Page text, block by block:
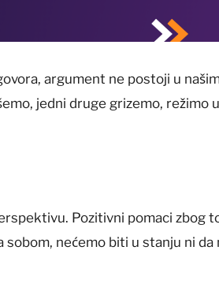
argument ne postoji u
jedni druge grizemo, režimo
Pozitivni pomaci zbog
nećemo biti u stanju ni da